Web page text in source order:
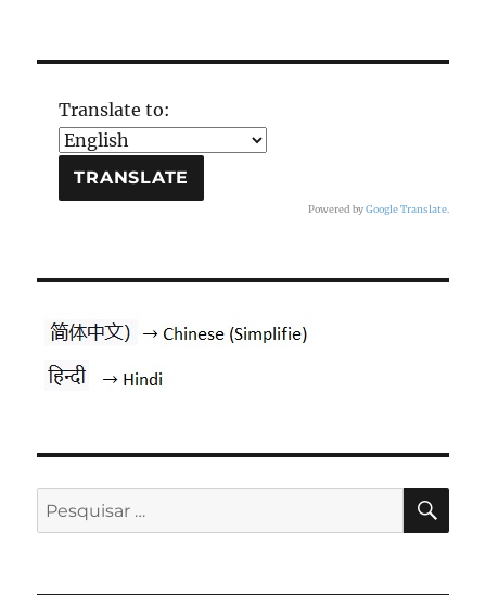
Translate to:
Powered byGoogle Translate.
Pesquisar
por: